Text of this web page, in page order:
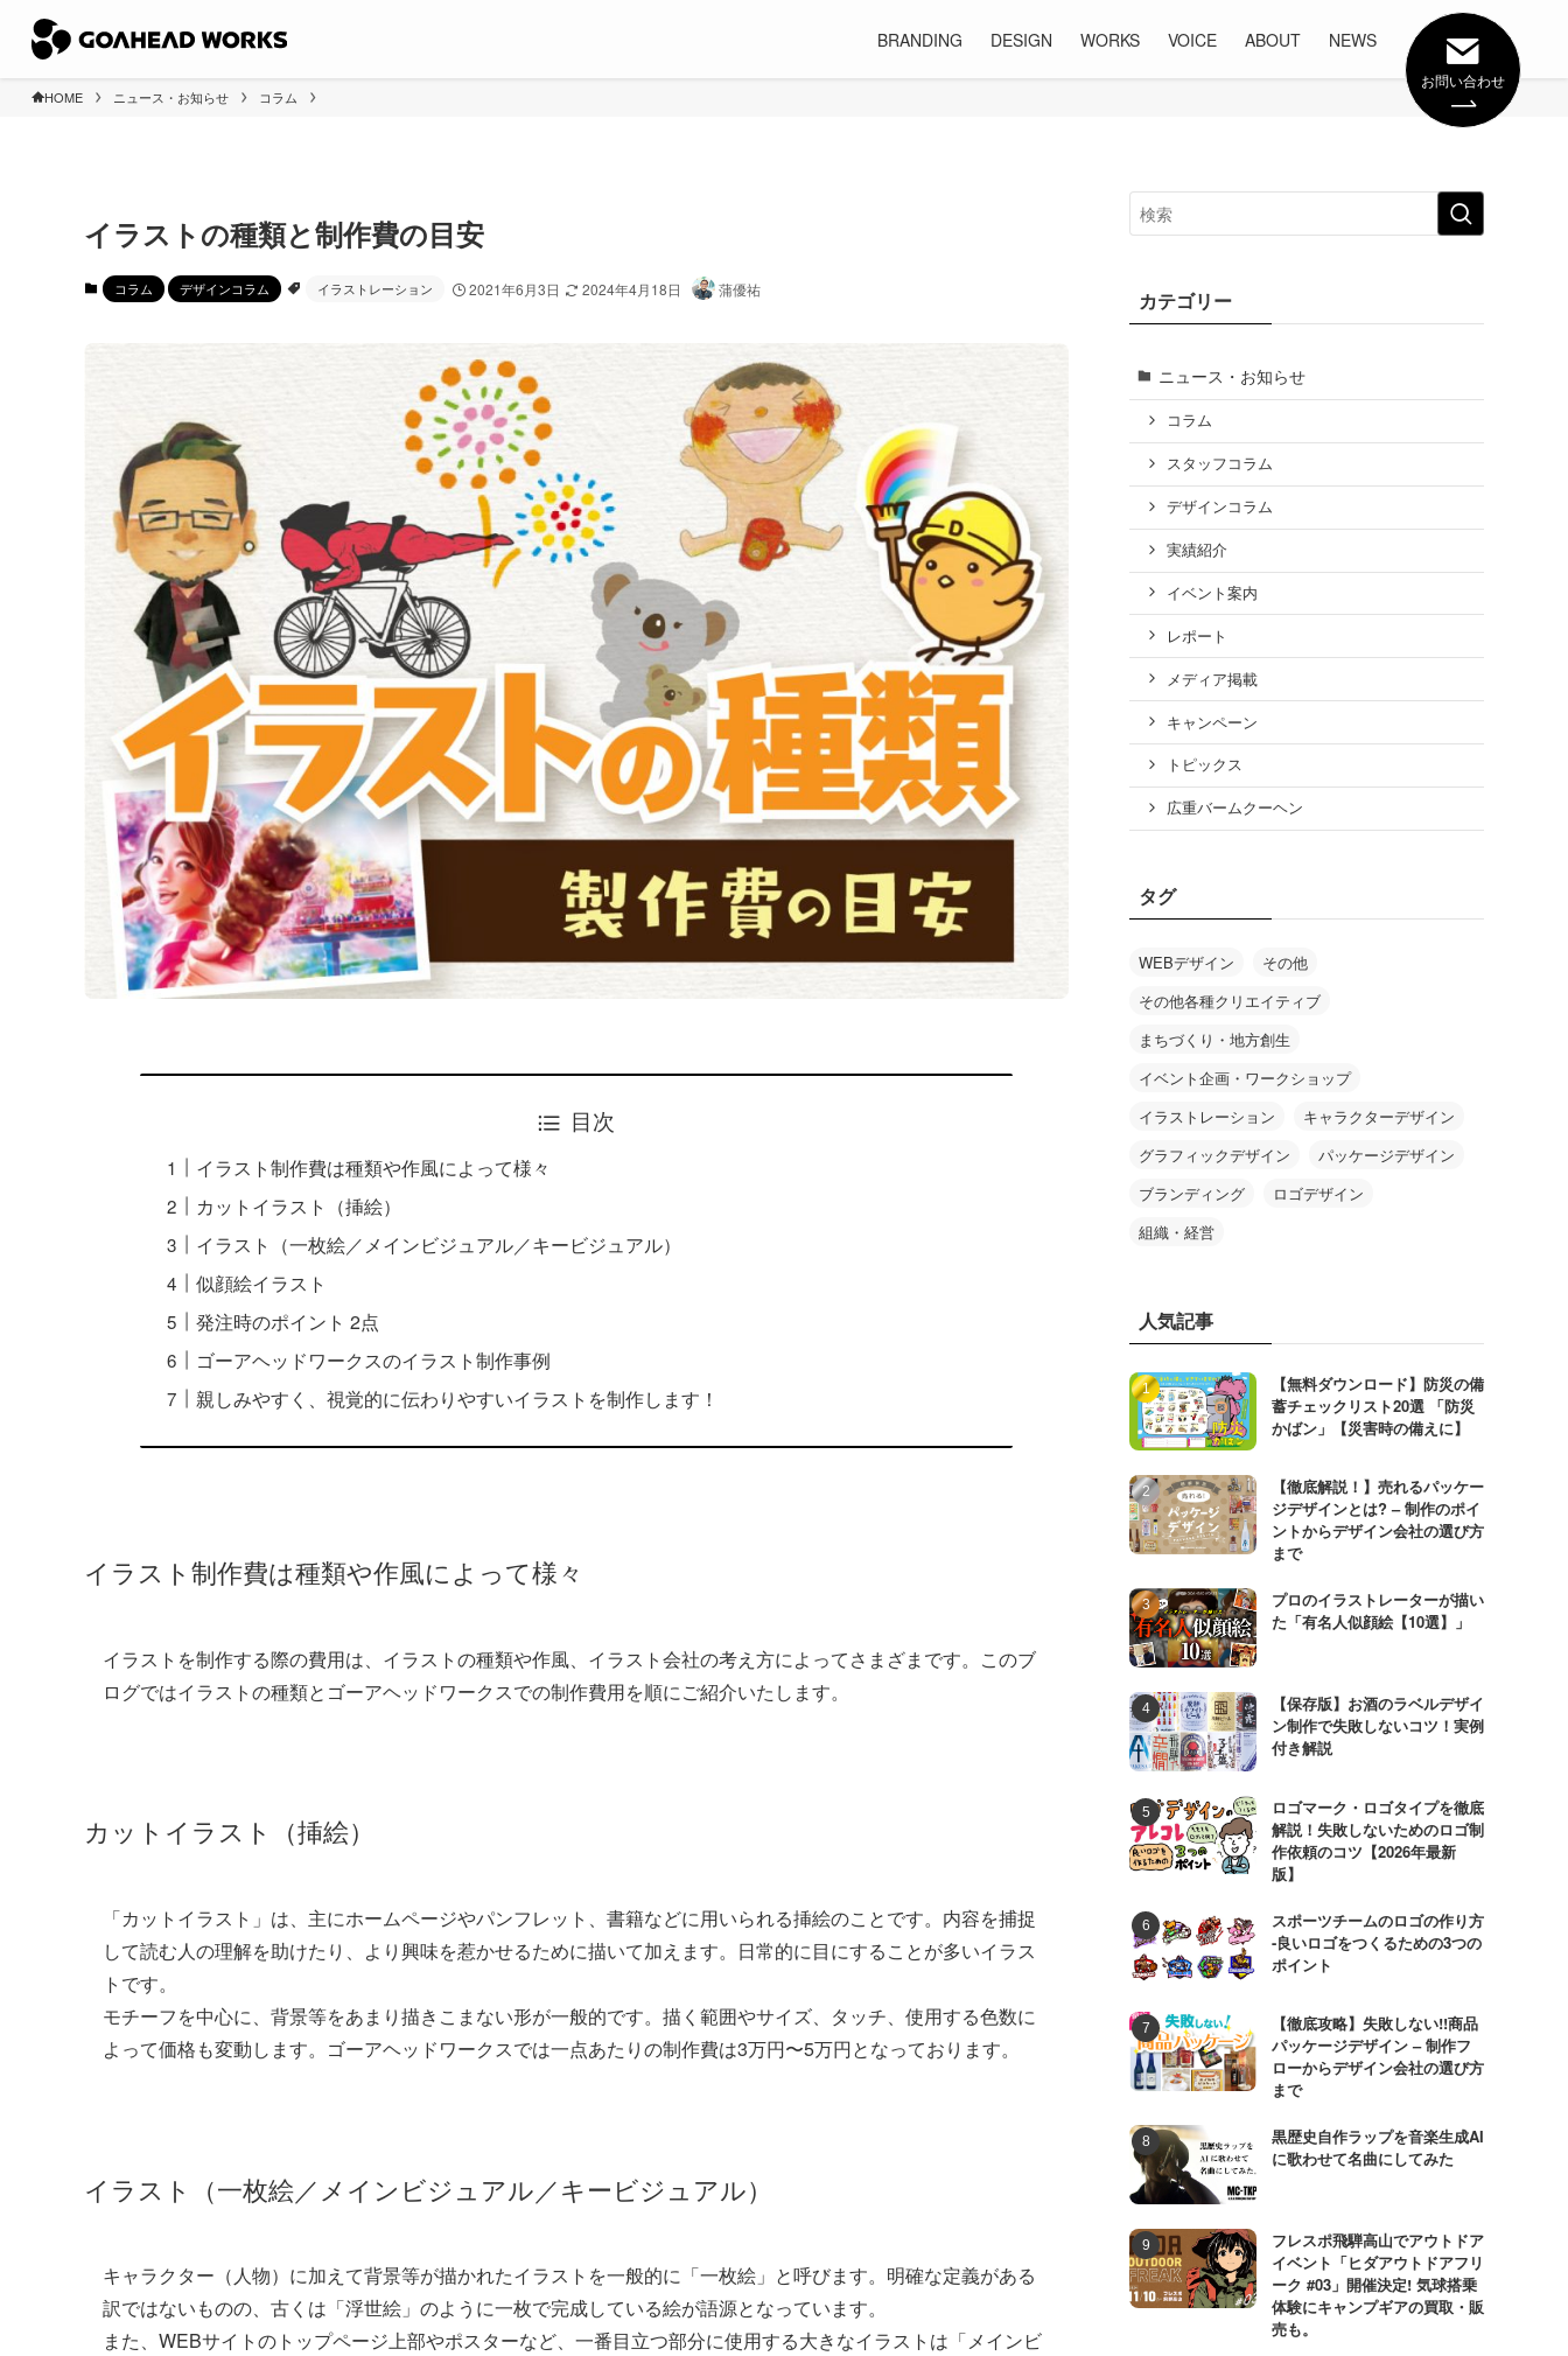
BRANDING DESIGN WORKS VOICE ABOUT NEWS
お問い合わせ
HOME ニュース・お知らせ コラム
イラストの種類と制作費の目安
コラム デザインコラム イラストレーション 2021年6月3日 2024年4月18日 蒲優祐
目次
イラスト制作費は種類や作風によって様々
カットイラスト（挿絵）
イラスト（一枚絵／メインビジュアル／キービジュアル）
似顔絵イラスト
発注時のポイント 2点
ゴーアヘッドワークスのイラスト制作事例
親しみやすく、視覚的に伝わりやすいイラストを制作します！
イラスト制作費は種類や作風によって様々
イラストを制作する際の費用は、イラストの種類や作風、イラスト会社の考え方によってさまざまです。このブ
ログではイラストの種類とゴーアヘッドワークスでの制作費用を順にご紹介いたします。
カットイラスト（挿絵）
「カットイラスト」は、主にホームページやパンフレット、書籍などに用いられる挿絵のことです。内容を捕捉
して読む人の理解を助けたり、より興味を惹かせるために描いて加えます。日常的に目にすることが多いイラス
トです。
モチーフを中心に、背景等をあまり描きこまない形が一般的です。描く範囲やサイズ、タッチ、使用する色数に
よって価格も変動します。ゴーアヘッドワークスでは一点あたりの制作費は3万円〜5万円となっております。
イラスト（一枚絵／メインビジュアル／キービジュアル）
キャラクター（人物）に加えて背景等が描かれたイラストを一般的に「一枚絵」と呼びます。明確な定義がある
訳ではないものの、古くは「浮世絵」のように一枚で完成している絵が語源となっています。
また、WEBサイトのトップページ上部やポスターなど、一番目立つ部分に使用する大きなイラストは「メインビ
カテゴリー
ニュース・お知らせ
コラム
スタッフコラム
デザインコラム
実績紹介
イベント案内
レポート
メディア掲載
キャンペーン
トピックス
広重バームクーヘン
タグ
WEBデザイン
その他
その他各種クリエイティブ
まちづくり・地方創生
イベント企画・ワークショップ
イラストレーション
キャラクターデザイン
グラフィックデザイン
パッケージデザイン
ブランディング
ロゴデザイン
組織・経営
人気記事
【無料ダウンロード】防災の備
蓄チェックリスト20選 「防災
かばン」【災害時の備えに】
【徹底解説！】売れるパッケー
ジデザインとは? – 制作のポイ
ントからデザイン会社の選び方
まで
プロのイラストレーターが描い
た「有名人似顔絵【10選】」
【保存版】お酒のラベルデザイ
ン制作で失敗しないコツ！実例
付き解説
ロゴマーク・ロゴタイプを徹底
解説！失敗しないためのロゴ制
作依頼のコツ【2026年最新
版】
スポーツチームのロゴの作り方
-良いロゴをつくるための3つの
ポイント
【徹底攻略】失敗しない!!商品
パッケージデザイン – 制作フ
ローからデザイン会社の選び方
まで
黒歴史自作ラップを音楽生成AI
に歌わせて名曲にしてみた
フレスポ飛騨高山でアウトドア
イベント「ヒダアウトドアフリ
ーク #03」開催決定! 気球搭乗
体験にキャンプギアの買取・販
売も。